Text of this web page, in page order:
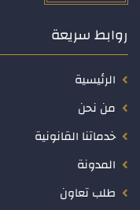
روابط سريعة
الرئيسية
من نحن
خدماتنا القانونية
المدونة
طلب تعاون